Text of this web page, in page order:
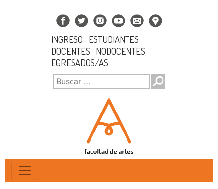
INGRESO
ESTUDIANTES
DOCENTES
NODOCENTES
EGRESADOS/AS